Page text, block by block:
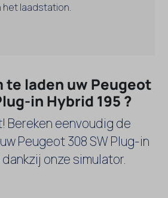
het laadstation.
te laden uw Peugeot
in Hybrid 195 ?
Bereken eenvoudig de
Peugeot 308 SW Plug-in
onze simulator.